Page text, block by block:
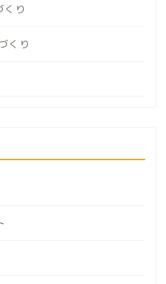
くり
くり